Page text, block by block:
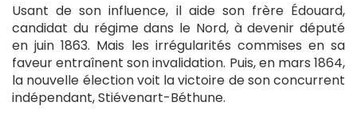
Usant de son influence, il aide son frère Édouard,
candidat du régime dans le Nord, à devenir député
en juin 1863. Mais les irrégularités commises en sa
faveur entraînent son invalidation. Puis, en mars 1864,
la nouvelle élection voit la victoire de son concurrent
indépendant, Stiévenart-Béthune.